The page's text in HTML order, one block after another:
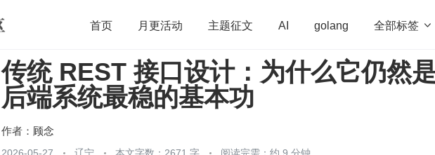
首页 月更活动 主题征文 AI golang 全部标签 
开源 架构 OpenHarmony 算法 学习方法 Web3.0 高
团队管理 程序员 运维 深度思考
传统 REST 接口设计：为什么它仍然
后端系统最稳的基本功
作者： 顾念
2026-05-27 辽宁 本文字数：2671 字 阅读完需：约 9 分钟